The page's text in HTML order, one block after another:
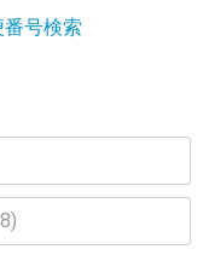
番号検索